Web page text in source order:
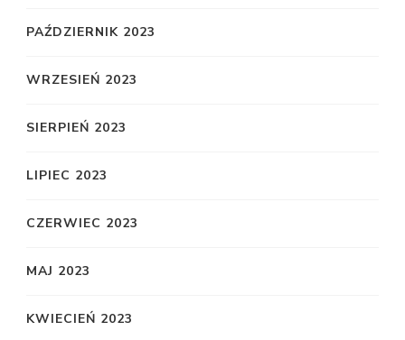
PAŹDZIERNIK 2023
WRZESIEŃ 2023
SIERPIEŃ 2023
LIPIEC 2023
CZERWIEC 2023
MAJ 2023
KWIECIEŃ 2023